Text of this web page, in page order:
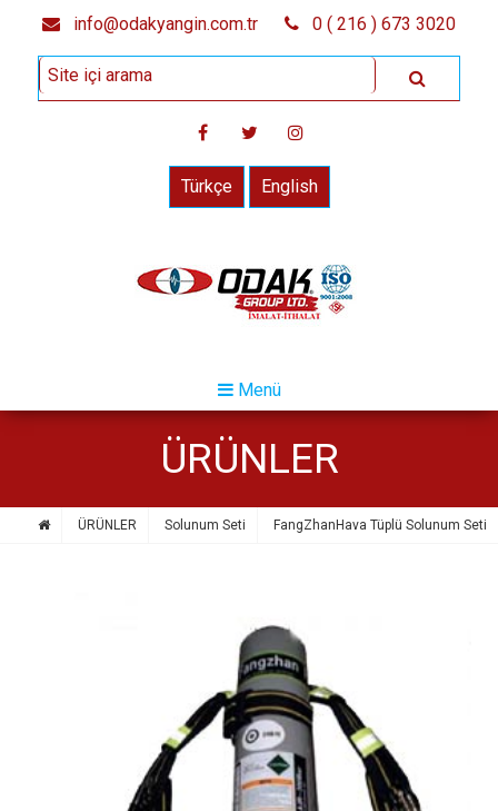
info@odakyangin.com.tr 0 ( 216 ) 673 3020
Türkçe English
Menü
ÜRÜNLER
ÜRÜNLER Solunum Seti FangZhanHava Tüplü Solunum Seti